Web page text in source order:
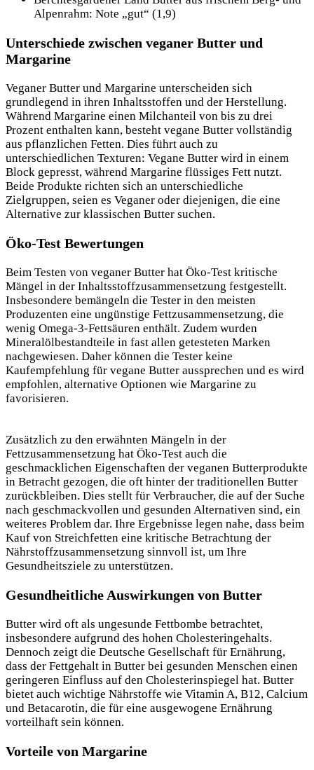
Alpenrahm: Note „gut“ (1,9)
Unterschiede zwischen veganer Butter und
Margarine
Veganer Butter und Margarine unterscheiden sich
grundlegend in ihren Inhaltsstoffen und der Herstellung.
Während Margarine einen Milchanteil von bis zu drei
Prozent enthalten kann, besteht vegane Butter vollständig
aus pflanzlichen Fetten. Dies führt auch zu
unterschiedlichen Texturen: Vegane Butter wird in einem
Block gepresst, während Margarine flüssiges Fett nutzt.
Beide Produkte richten sich an unterschiedliche
Zielgruppen, seien es Veganer oder diejenigen, die eine
Alternative zur klassischen Butter suchen.
Öko-Test Bewertungen
Beim Testen von veganer Butter hat Öko-Test kritische
Mängel in der Inhaltsstoffzusammensetzung festgestellt.
Insbesondere bemängeln die Tester in den meisten
Produzenten eine ungünstige Fettzusammensetzung, die
wenig Omega-3-Fettsäuren enthält. Zudem wurden
Mineralölbestandteile in fast allen getesteten Marken
nachgewiesen. Daher können die Tester keine
Kaufempfehlung für vegane Butter aussprechen und es wird
empfohlen, alternative Optionen wie Margarine zu
favorisieren.
Zusätzlich zu den erwähnten Mängeln in der
Fettzusammensetzung hat Öko-Test auch die
geschmacklichen Eigenschaften der veganen Butterprodukte
in Betracht gezogen, die oft hinter der traditionellen Butter
zurückbleiben. Dies stellt für Verbraucher, die auf der Suche
nach geschmackvollen und gesunden Alternativen sind, ein
weiteres Problem dar. Ihre Ergebnisse legen nahe, dass beim
Kauf von Streichfetten eine kritische Betrachtung der
Nährstoffzusammensetzung sinnvoll ist, um Ihre
Gesundheitsziele zu unterstützen.
Gesundheitliche Auswirkungen von Butter
Butter wird oft als ungesunde Fettbombe betrachtet,
insbesondere aufgrund des hohen Cholesteringehalts.
Dennoch zeigt die Deutsche Gesellschaft für Ernährung,
dass der Fettgehalt in Butter bei gesunden Menschen einen
geringeren Einfluss auf den Cholesterinspiegel hat. Butter
bietet auch wichtige Nährstoffe wie Vitamin A, B12, Calcium
und Betacarotin, die für eine ausgewogene Ernährung
vorteilhaft sein können.
Vorteile von Margarine